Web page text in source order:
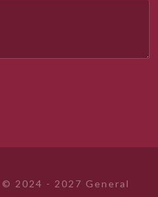
2024 - 2027 General